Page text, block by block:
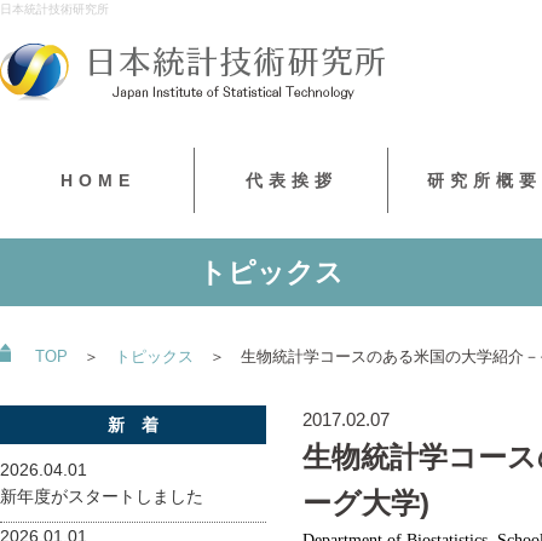
日本統計技術研究所
HOME 代表挨拶 研究所概要
トピックス
TOP ＞ トピックス ＞ 生物統計学コースのある米国の大学紹介－
新 着
2026.04.01
新年度がスタートしました
2026.01.01
2017.02.07
生物統計学コー
ーグ大学)